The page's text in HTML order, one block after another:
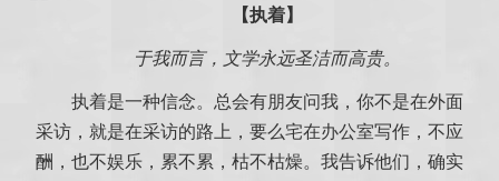
【执着】
于我而言，文学永远圣洁而高贵。
执着是一种信念。总会有朋友问我，你不是在外面
采访，就是在采访的路上，要么宅在办公室写作，不应
酬，也不娱乐，累不累，枯不枯燥。我告诉他们，确实